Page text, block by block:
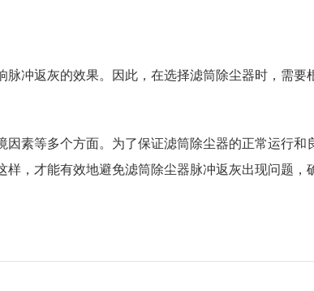
冲返灰的效果。因此，在选择滤筒除尘器时，需要
素等多个方面。为了保证滤筒除尘器的正常运行和
，才能有效地避免滤筒除尘器脉冲返灰出现问题，